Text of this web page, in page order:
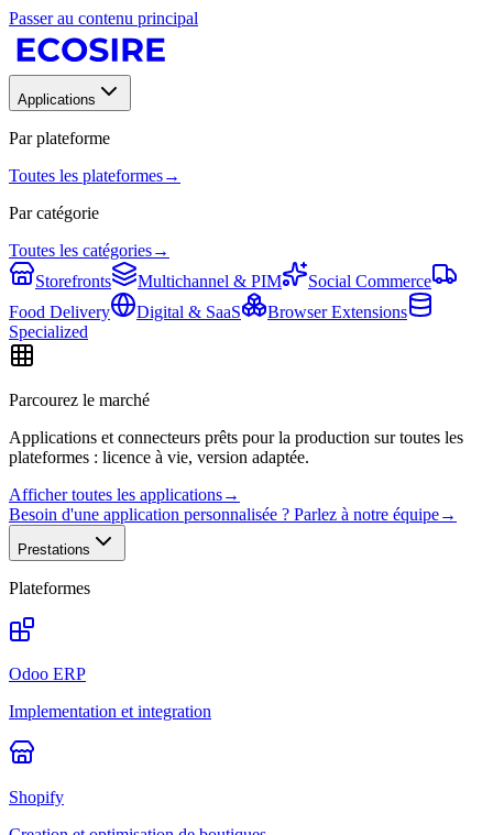
Passer au contenu principal
Applications
Par plateforme
Toutes les plateformes→
Par catégorie
Toutes les catégories→
Storefronts
Multichannel & PIM
Social Commerce
Food Delivery
Digital & SaaS
Browser Extensions
Specialized
Parcourez le marché
Applications et connecteurs prêts pour la production sur toutes les
plateformes : licence à vie, version adaptée.
Afficher toutes les applications→
Besoin d'une application personnalisée ? Parlez à notre équipe→
Prestations
Plateformes
Odoo ERP
Implementation et integration
Shopify